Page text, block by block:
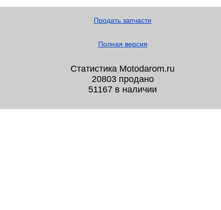
Продать запчасти
Полная версия
Статистика Motodarom.ru
20803 продано
51167 в наличии